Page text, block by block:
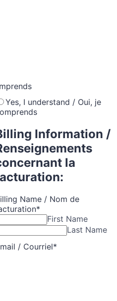
Yes, I understand / Oui, je
Information /
la
Name / Nom de
*
First Name
Last Name
/ Courriel*